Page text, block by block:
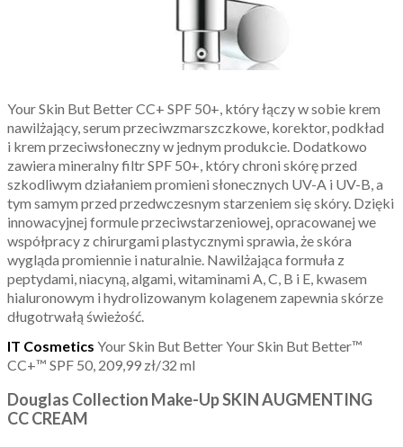
Your Skin But Better CC+ SPF 50+, który łączy w sobie krem
nawilżający, serum przeciwzmarszczkowe, korektor, podkład
i krem przeciwsłoneczny w jednym produkcie. Dodatkowo
zawiera mineralny filtr SPF 50+, który chroni skórę przed
szkodliwym działaniem promieni słonecznych UV-A i UV-B, a
tym samym przed przedwczesnym starzeniem się skóry. Dzięki
innowacyjnej formule przeciwstarzeniowej, opracowanej we
współpracy z chirurgami plastycznymi sprawia, że skóra
wygląda promiennie i naturalnie. Nawilżająca formuła z
peptydami, niacyną, algami, witaminami A, C, B i E, kwasem
hialuronowym i hydrolizowanym kolagenem zapewnia skórze
długotrwałą świeżość.
IT Cosmetics Your Skin But Better Your Skin But Better™
CC+™ SPF 50, 209,99 zł/32 ml
Douglas Collection Make-Up SKIN AUGMENTING
CC CREAM